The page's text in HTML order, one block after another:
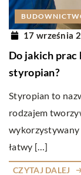
17 września
Do jakich prac
styropian?
Styropian to
rodzajem
łatwy […]
CZYTAJ DALEJ